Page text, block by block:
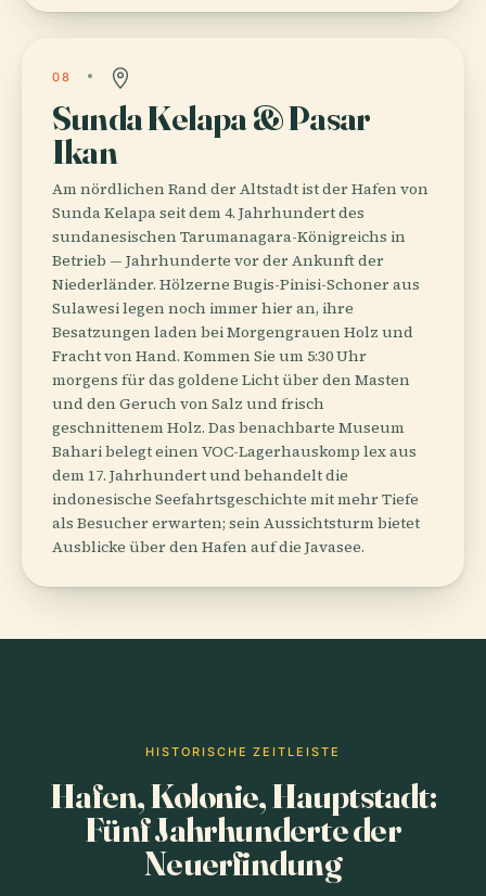
08
Sunda Kelapa & Pasar
Ikan
Am nördlichen Rand der Altstadt ist der Hafen von
Sunda Kelapa seit dem 4. Jahrhundert des
sundanesischen Tarumanagara-Königreichs in
Betrieb — Jahrhunderte vor der Ankunft der
Niederländer. Hölzerne Bugis-Pinisi-Schoner aus
Sulawesi legen noch immer hier an, ihre
Besatzungen laden bei Morgengrauen Holz und
Fracht von Hand. Kommen Sie um 5:30 Uhr
morgens für das goldene Licht über den Masten
und den Geruch von Salz und frisch
geschnittenem Holz. Das benachbarte Museum
Bahari belegt einen VOC-Lagerhauskomp lex aus
dem 17. Jahrhundert und behandelt die
indonesische Seefahrtsgeschichte mit mehr Tiefe
als Besucher erwarten; sein Aussichtsturm bietet
Ausblicke über den Hafen auf die Javasee.
HISTORISCHE ZEITLEISTE
Hafen, Kolonie, Hauptstadt:
Fünf Jahrhunderte der
Neuerfindung